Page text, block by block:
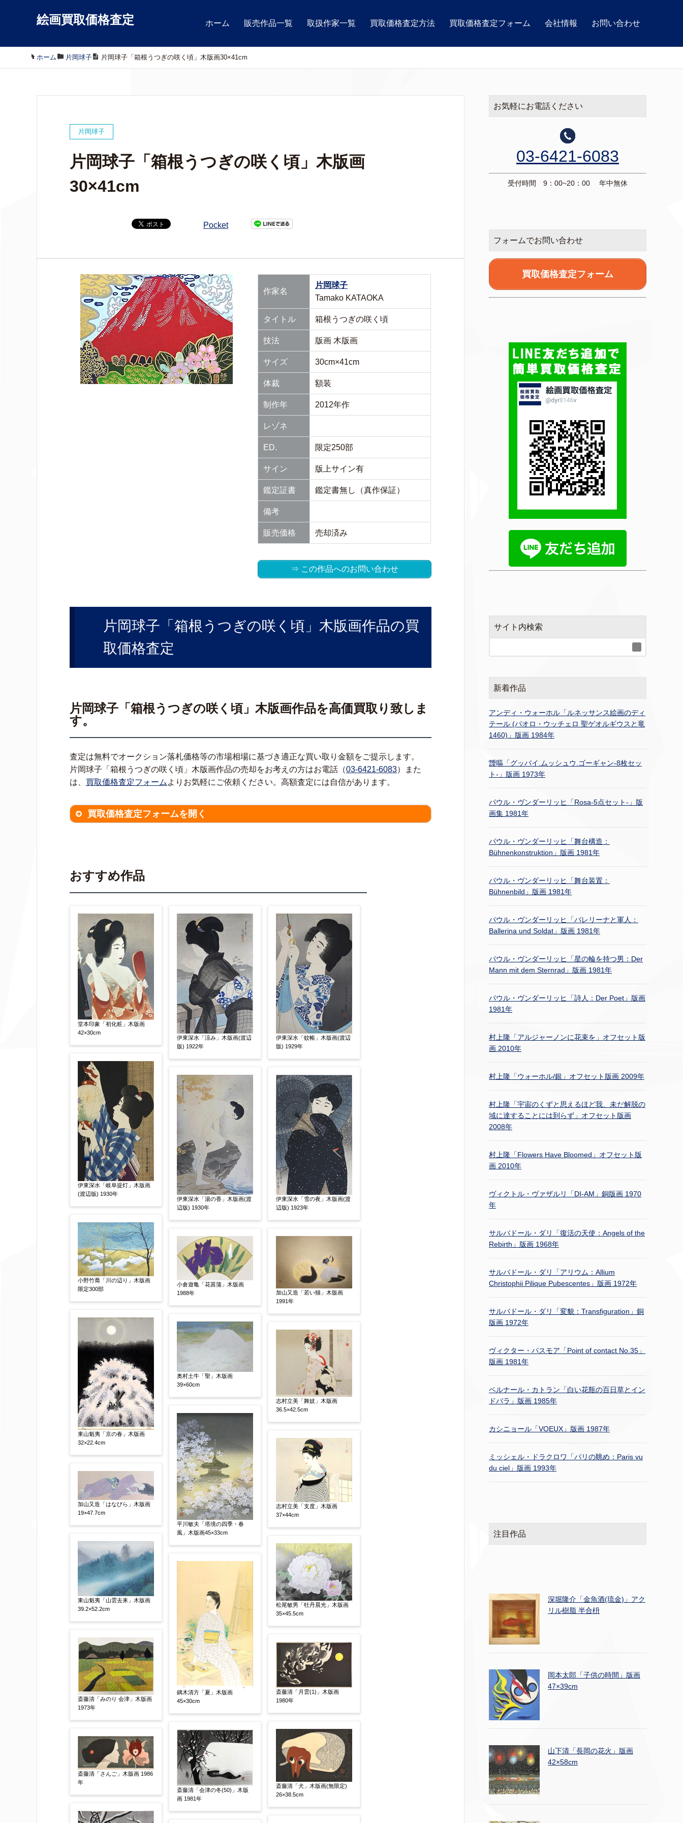
絵画買取価格査定 ホーム 販売作品一覧 取扱作家一覧 買取価格査定方法 買取価格査定フォーム 会社情報 お問い合わせ
ホーム / 片岡球子/ 片岡球子「箱根うつぎの咲く頃」木版画30×41cm
片岡球子
片岡球子「箱根うつぎの咲く頃」木版画
30×41cm
Pocket
作家名
片岡球子
Tamako KATAOKA
タイトル 箱根うつぎの咲く頃
技法 版画 木版画
サイズ 30cm×41cm
体裁 額装
制作年 2012年作
レゾネ
ED. 限定250部
サイン 版上サイン有
鑑定証書 鑑定書無し（真作保証）
備考
販売価格 売却済み
⇒ この作品へのお問い合わせ
片岡球子「箱根うつぎの咲く頃」木版画作品の買
取価格査定
片岡球子「箱根うつぎの咲く頃」木版画作品を高価買取り致しま
す。
査定は無料でオークション落札価格等の市場相場に基づき適正な買い取り金額をご提示します。
片岡球子「箱根うつぎの咲く頃」木版画作品の売却をお考えの方はお電話（03-6421-6083）また
は、 買取価格査定フォーム よりお気軽にご依頼ください。高額査定には自信があります。
買取価格査定フォームを開く
作品の画題 【任意】
作品の技法 【任意】
日本画
油彩画 版画 水彩 素描
立体
その他
体裁 【任意】
額装
軸装 その他
サイン等の有無 【任意】
サイン有(自筆)
サイン無 印有 鑑定証書付 共箱
共シール
その他
限定番号 【任意】
制作年 【任意】
売却希望時期 【任意】
すぐに売りたい
その他
他社様の査定価格 【任意】
会社名：
査定額：
※他社様からご提示された査定額がございましたらお知らせください。その価格が適切かお返
事申し上げます。
【任意】
その他 【任意】
添付画像 【任意】
※添付画像は5MBまでのjpg、gif、pig、pdf形式にてお送りください。
※追加や複数点ある場合はフォーム送信後に送られてくる送信確認メール記載のアドレスから
おすすめ作品
堂本印象「初化粧」木版画
42×30cm
伊東深水「岐阜提灯」木版画
(渡辺版) 1930年
小野竹喬「川の辺り」木版画
限定300部
東山魁夷「京の春」木版画
32×22.4cm
加山又造「はなびら」木版画
19×47.7cm
東山魁夷「山雲去来」木版画
39.2×52.2cm
斎藤清「みのり 会津」木版画
1973年
斎藤清「さんご」木版画 1986
年
伊東深水「涼み」木版画(渡辺
版) 1922年
伊東深水「湯の香」木版画(渡
辺版) 1930年
小倉遊亀「花菖蒲」木版画
1988年
奥村土牛「聖」木版画
39×60cm
平川敏夫「塔境の四季・春
風」木版画45×33cm
鏑木清方「夏」木版画
45×30cm
斎藤清「会津の冬(50)」木版
画 1981年
伊東深水「蚊帳」木版画(渡辺
版) 1929年
伊東深水「雪の夜」木版画(渡
辺版) 1923年
加山又造「若い猫」木版画
1991年
志村立美「舞妓」木版画
36.5×42.5cm
志村立美「支度」木版画
37×44cm
松尾敏男「牡丹晨光」木版画
35×45.5cm
斎藤清「月雲(1)」木版画
1980年
斎藤清「犬」木版画(無限定)
26×38.5cm
お気軽にお電話ください
03-6421-6083
受付時間 9：00~20：00 年中無休
フォームでお問い合わせ
買取価格査定フォーム
サイト内検索
新着作品
アンディ・ウォーホル「ルネッサンス絵画のディ
テール (パオロ・ウッチェロ 聖ゲオルギウスと竜
1460)」版画 1984年
靉嘔「グッバイ.ムッシュウ.ゴーギャン-8枚セッ
ト-」版画 1973年
パウル・ヴンダーリッヒ「Rosa-5点セット-」版
画集 1981年
パウル・ヴンダーリッヒ「舞台構造：
Bühnenkonstruktion」版画 1981年
パウル・ヴンダーリッヒ「舞台装置：
Bühnenbild」版画 1981年
パウル・ヴンダーリッヒ「バレリーナと軍人：
Ballerina und Soldat」版画 1981年
パウル・ヴンダーリッヒ「星の輪を持つ男：Der
Mann mit dem Sternrad」版画 1981年
パウル・ヴンダーリッヒ「詩人：Der Poet」版画
1981年
村上隆「アルジャーノンに花束を」オフセット版
画 2010年
村上隆「ウォーホル/銀」オフセット版画 2009年
村上隆「宇宙のくずと思えるほど我、未だ解脱の
域に達することには到らず」オフセット版画
2008年
村上隆「Flowers Have Bloomed」オフセット版
画 2010年
ヴィクトル・ヴァザルリ「DI-AM」銅版画 1970
年
サルバドール・ダリ「復活の天使：Angels of the
Rebirth」版画 1968年
サルバドール・ダリ「アリウム：Allium
Christophii Pilique Pubescentes」版画 1972年
サルバドール・ダリ「変貌：Transfiguration」銅
版画 1972年
ヴィクター・パスモア「Point of contact No.35」
版画 1981年
ベルナール・カトラン「白い花瓶の百日草とイン
ドバラ」版画 1985年
カシニョール「VOEUX」版画 1987年
ミッシェル・ドラクロワ「パリの眺め：Paris vu
du ciel」版画 1993年
注目作品
深堀隆介「金魚酒(琉金)」アク
リル樹脂 半合枡
岡本太郎「子供の時間」版画
47×39cm
山下清「長岡の花火」版画
42×58cm